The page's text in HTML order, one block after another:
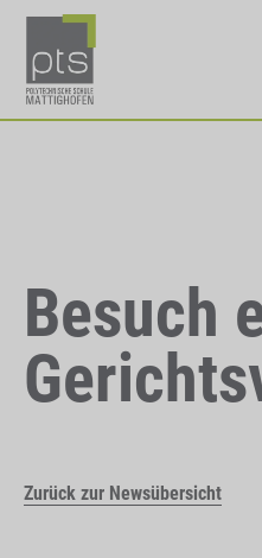
Besuch
Zurück zur Newsübersicht